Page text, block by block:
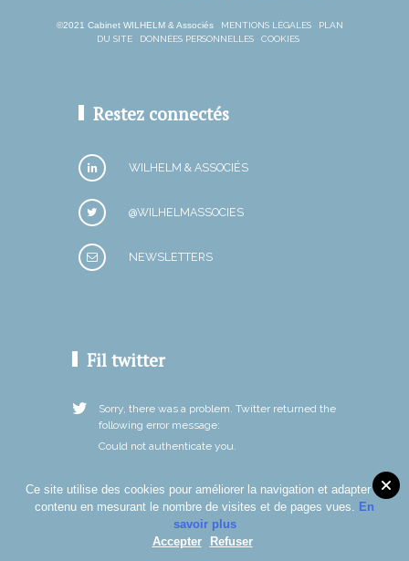
©2021 Cabinet WILHELM & Associés MENTIONS LÉGALES
PLAN
DU SITE
DONNÉES PERSONNELLES COOKIES
Restez connectés
WILHELM & ASSOCIÉS
@WILHELMASSOCIES
NEWSLETTERS
Fil twitter
Sorry, there was a problem. Twitter returned the
following error message:
Could not authenticate you.
Ce site utilise des cookies pour améliorer la navigation et adapter le
contenu en mesurant le nombre de visites et de pages vues. En
savoir plus
Accepter
Refuser